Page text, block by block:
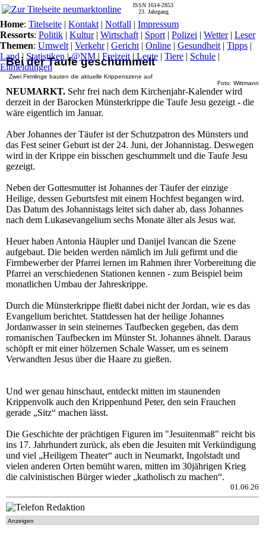
Bei der Taufe geschummelt
Zwei Firmlinge bauten die aktuelle Krippenszene auf
Foto: Wittmann
NEUMARKT. Sehr frei nach dem Kirchenjahr-Kalender wird
derzeit in der Barocken Münsterkrippe die Taufe Jesu gezeigt - die
wäre eigentlich im Januar.
Aber Johannes der Täufer ist der Schutzpatron des Münsters und
das Fest seiner Geburt ist der 24. Juni, der Johannistag. Deswegen
wird in der Krippe ein bisschen geschummelt und die Taufe Jesu
gezeigt.
Neben der Gottesmutter ist Johannes der Täufer der einzige
Heilige, dessen Geburtsfest mit einem Hochfest begangen wird.
Das Datum des Johannistags leitet sich daher ab, dass Johannes
nach dem Lukasevangelium sechs Monate älter als Jesus war.
Heuer haben Antonia Häupler und Danijel Ivancan die Szene
aufgebaut. Die beiden werden nämlich im Juli gefirmt und die
Firmbewerber der Pfarrei lernen im Rahmen ihrer Vorbereitung die
Pfarrei an verschiedenen Stationen kennen - zum Beispiel beim
monatlichen Umbau der Jahreskrippe.
Durch die Münsterkrippe fließt dabei nicht der Jordan, wie es das
Evangelium berichtet. Stattdessen hat der heilige Johannes
Jordanwasser in sein steinernes Taufbecken gegeben, das dem
romanischen Taufbecken im Münster St. Johannes ähnelt. Daraus
schöpft er mit einer hölzernen Schale Wasser, um es seinem
Verwandten Jesus über die Haare zu gießen.
Und wer genau hinschaut, entdeckt mitten im staunenden
Krippenvolk auch den Krippenhund Peter, den sein Frauchen
gerade „Sitz“ machen lässt.
Die Geschichte der prächtigen Figuren im "Jesuitenmaß" reicht bis
ins 17. Jahrhundert zurück, als eben die Jesuiten mit Verkündigung
und viel „Heiligem Theater“ auch in Neumarkt, Ingolstadt und
vielen anderen Orten bemüht waren, mitten im 30jährigen Krieg
die calvinistischen Bürger wieder „katholisch zu machen“.
01.06.26
Anzeigen
ISSN 1614-2853
23. Jahrgang
Home: Titelseite | Kontakt | Notfall | Impressum
Ressorts: Politik | Kultur| Wirtschaft | Sport | Polizei | Wetter| Leser
Themen: Umwelt | Verkehr| Gericht | Online | Gesundheit | Tipps |
Land | Statistiken |@NM | Freizeit | Leute | Tiere | Schule |
Eilmeldungen